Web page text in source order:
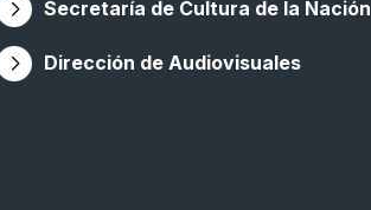
Secretaría de Cultura de la Nación
Dirección de Audiovisuales